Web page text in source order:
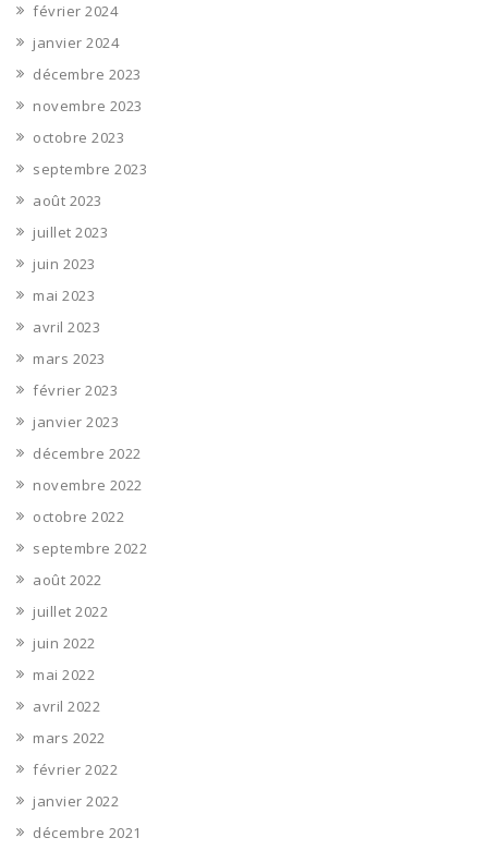
février 2024
janvier 2024
décembre 2023
novembre 2023
octobre 2023
septembre 2023
août 2023
juillet 2023
juin 2023
mai 2023
avril 2023
mars 2023
février 2023
janvier 2023
décembre 2022
novembre 2022
octobre 2022
septembre 2022
août 2022
juillet 2022
juin 2022
mai 2022
avril 2022
mars 2022
février 2022
janvier 2022
décembre 2021